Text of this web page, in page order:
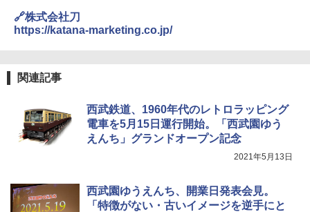
[キャンパーズコレクション 山善] 傘みたいに
￥9,990
[キャンパーズコレクション 山善] 傘みたいに
広げるだけ パッとサッとテント キューブワ
ATCW-150B エクルベージュ
￥6,459
着替えテント トイレテント 透けない【換気
通気窓付き】収納袋付き UVカット 防水 防災
￥3,080
🔗株式会社刀
https://katana-marketing.co.jp/
関連記事
西武鉄道、1960年代のレトロラッピング
電車を5月15日運行開始。「西武園ゆう
えんち」グランドオープン記念
2021年5月13日
西武園ゆうえんち、開業日発表会見。
「特徴がない・古いイメージを逆手にと